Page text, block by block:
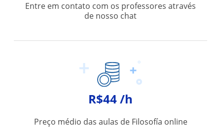
Entre em contato com os professores através
de nosso chat
R$44 /h
Preço médio das aulas de Filosofía online